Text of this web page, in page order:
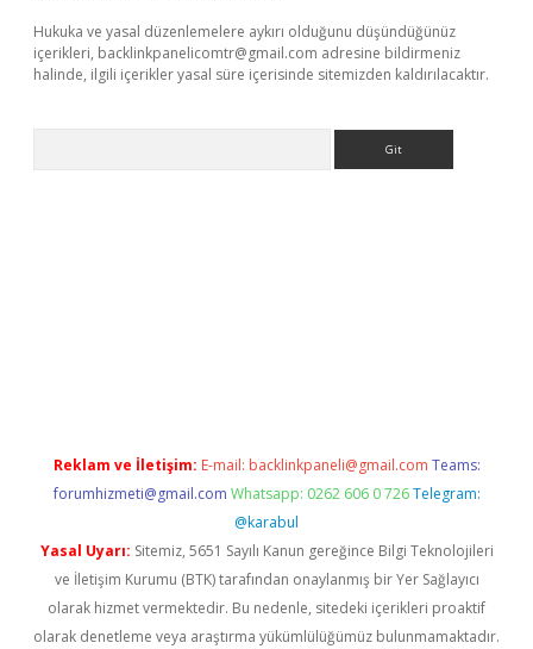
Hukuka ve yasal düzenlemelere aykırı olduğunu düşündüğünüz
içerikleri, backlinkpanelicomtr@gmail.com adresine bildirmeniz
halinde, ilgili içerikler yasal süre içerisinde sitemizden kaldırılacaktır.
Reklam ve İletişim: E-mail: backlinkpaneli@gmail.com Teams:
forumhizmeti@gmail.com Whatsapp: 0262 606 0 726 Telegram:
@karabul
Yasal Uyarı: Sitemiz, 5651 Sayılı Kanun gereğince Bilgi Teknolojileri
ve İletişim Kurumu (BTK) tarafından onaylanmış bir Yer Sağlayıcı
olarak hizmet vermektedir. Bu nedenle, sitedeki içerikleri proaktif
olarak denetleme veya araştırma yükümlülüğümüz bulunmamaktadır.